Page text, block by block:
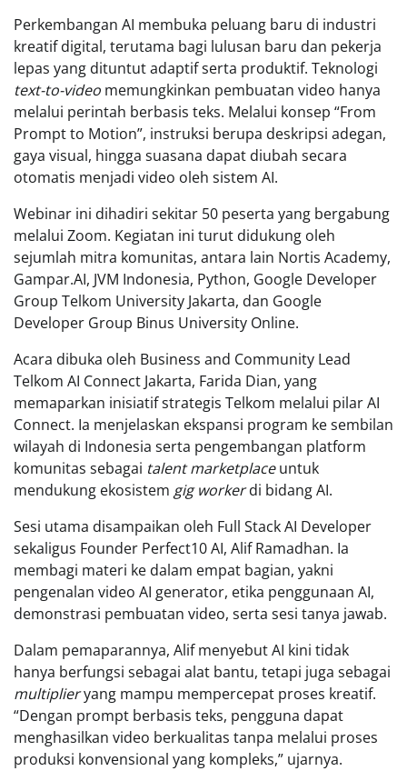
Perkembangan AI membuka peluang baru di industri
kreatif digital, terutama bagi lulusan baru dan pekerja
lepas yang dituntut adaptif serta produktif. Teknologi
text-to-video memungkinkan pembuatan video hanya
melalui perintah berbasis teks. Melalui konsep “From
Prompt to Motion”, instruksi berupa deskripsi adegan,
gaya visual, hingga suasana dapat diubah secara
otomatis menjadi video oleh sistem AI.
Webinar ini dihadiri sekitar 50 peserta yang bergabung
melalui Zoom. Kegiatan ini turut didukung oleh
sejumlah mitra komunitas, antara lain Nortis Academy,
Gampar.AI, JVM Indonesia, Python, Google Developer
Group Telkom University Jakarta, dan Google
Developer Group Binus University Online.
Acara dibuka oleh Business and Community Lead
Telkom AI Connect Jakarta, Farida Dian, yang
memaparkan inisiatif strategis Telkom melalui pilar AI
Connect. Ia menjelaskan ekspansi program ke sembilan
wilayah di Indonesia serta pengembangan platform
komunitas sebagai talent marketplaceuntuk
mendukung ekosistem gig workerdi bidang AI.
Sesi utama disampaikan oleh Full Stack AI Developer
sekaligus Founder Perfect10 AI, Alif Ramadhan. Ia
membagi materi ke dalam empat bagian, yakni
pengenalan video AI generator, etika penggunaan AI,
demonstrasi pembuatan video, serta sesi tanya jawab.
Dalam pemaparannya, Alif menyebut AI kini tidak
hanya berfungsi sebagai alat bantu, tetapi juga sebagai
multiplieryang mampu mempercepat proses kreatif.
“Dengan prompt berbasis teks, pengguna dapat
menghasilkan video berkualitas tanpa melalui proses
produksi konvensional yang kompleks,” ujarnya.